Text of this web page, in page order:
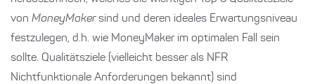
von MoneyMakersind und deren ideales Erwartungsniveau
festzulegen, d.h. wie MoneyMaker im optimalen Fall sein
sollte. Qualitätsziele (vielleicht besser als NFR
Nichtfunktionale Anforderungen bekannt) sind